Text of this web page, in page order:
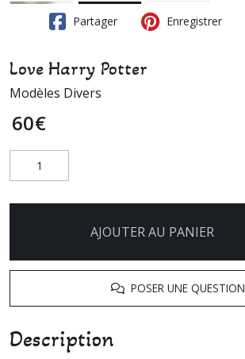
Partager Enregistrer
Love Harry Potter
Modèles Divers
60€
AJOUTER AU PANIER
POSER UNE QUESTION
Description